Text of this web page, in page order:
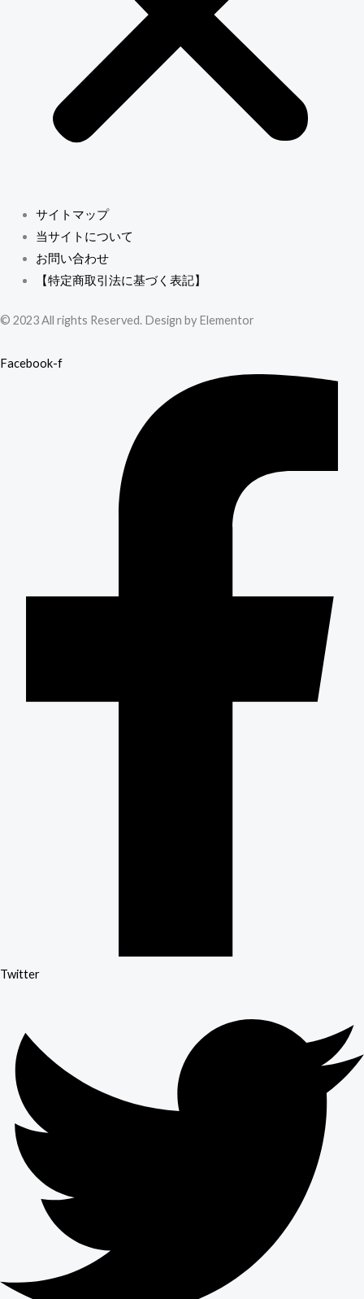
サイトマップ
当サイトについて
お問い合わせ
【特定商取引法に基づく表記】
© 2023 All rights Reserved. Design by Elementor
Facebook-f
Twitter